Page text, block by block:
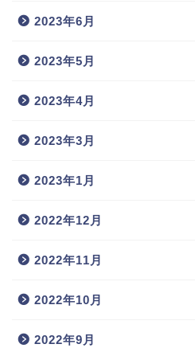
2023年6月
2023年5月
2023年4月
2023年3月
2023年1月
2022年12月
2022年11月
2022年10月
2022年9月